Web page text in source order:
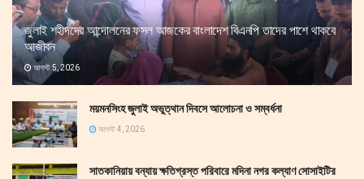
জুলাই শহীদদের আন্দোলনের ফসল আজকের বাংলাদেশ বিএনপি তাদের পাশে থাকবে
আজীবন
আগস্ট 5, 2026
ময়মনসিংহ জুলাই অভুত্থান দিবসে আলোচনা ও সম্বর্ধনা
আগস্ট 4, 2026
সাতকানিয়ায় বন্যায় ক্ষতিগ্রস্ত পরিবারে মদিনা নগর কল্যাণ সোসাইটির